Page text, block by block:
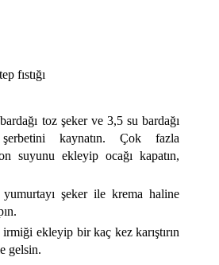
fıstığı
toz şeker ve 3,5 su bardağı
kaynatın. Çok fazla
suyunu ekleyip ocağı kapatın,
şeker ile krema haline
irmiği ekleyip bir kaç kez karıştırın
gelsin.